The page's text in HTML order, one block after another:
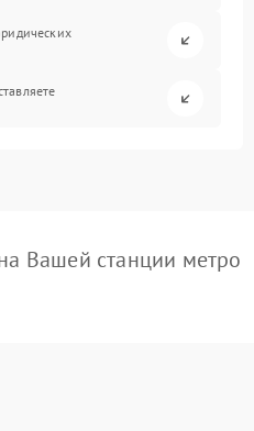
Вашей станции метро